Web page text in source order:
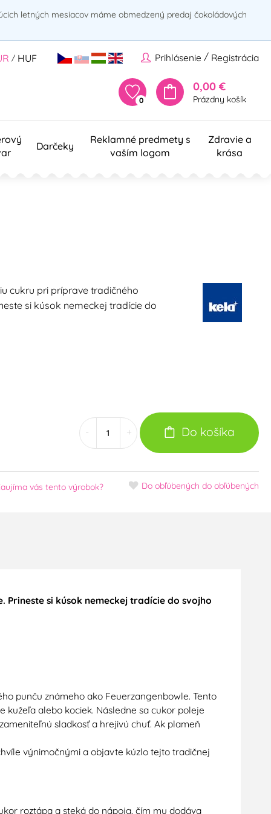
letných mesiacov máme obmedzený predaj čokoládových
Prihlásenie / Registrácia
/ HUF
0
0,00 €
Prázdny košík
Darčeky
Reklamné predmety s
vaším logom
Zdravie a
krása
cukru pri príprave tradičného
si kúsok nemeckej tradície do
+ Do košíka
vás tento výrobok? Do obľúbených do obľúbených
si kúsok nemeckej tradície do svojho
punču známeho ako Feuerzangenbowle. Tento
alebo kociek. Následne sa cukor poleje
sladkosť a hrejivú chuť. Ak plameň
výnimočnými a objavte kúzlo tejto tradičnej
roztápa a steká do nápoja, čím mu dodáva